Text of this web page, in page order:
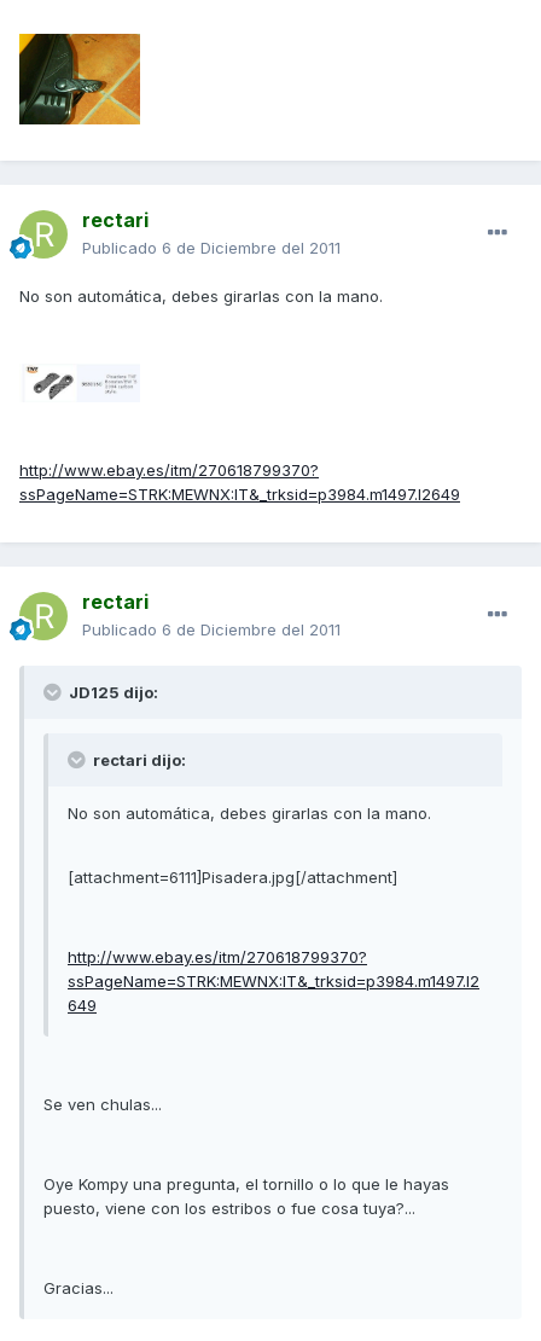
rectari
Publicado 6 de Diciembre del 2011
No son automática, debes girarlas con la mano.
http://www.ebay.es/itm/270618799370?
ssPageName=STRK:MEWNX:IT&_trksid=p3984.m1497.l2649
rectari
Publicado 6 de Diciembre del 2011
JD125 dijo:
rectari dijo:
No son automática, debes girarlas con la mano.
[attachment=6111]Pisadera.jpg[/attachment]
http://www.ebay.es/itm/270618799370?
ssPageName=STRK:MEWNX:IT&_trksid=p3984.m1497.l2
649
Se ven chulas...
Oye Kompy una pregunta, el tornillo o lo que le hayas
puesto, viene con los estribos o fue cosa tuya?...
Gracias...